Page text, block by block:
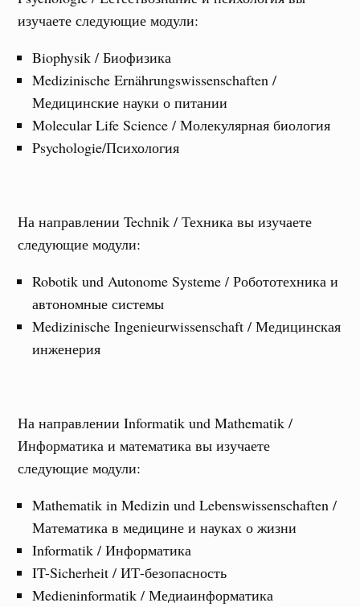
изучаете следующие модули:
Biophysik / Биофизика
Medizinische Ernährungswissenschaften /
Медицинские науки о питании
Molecular Life Science / Молекулярная биология
Psychologie/Психология
На направлении Technik / Техника вы изучаете
следующие модули:
Robotik und Autonome Systeme / Робототехника и
автономные системы
Medizinische Ingenieurwissenschaft / Медицинская
инженерия
На направлении Informatik und Mathematik /
Информатика и математика вы изучаете
следующие модули:
Mathematik in Medizin und Lebenswissenschaften /
Математика в медицине и науках о жизни
Informatik / Информатика
IT-Sicherheit / ИТ-безопасность
Medieninformatik / Медиаинформатика